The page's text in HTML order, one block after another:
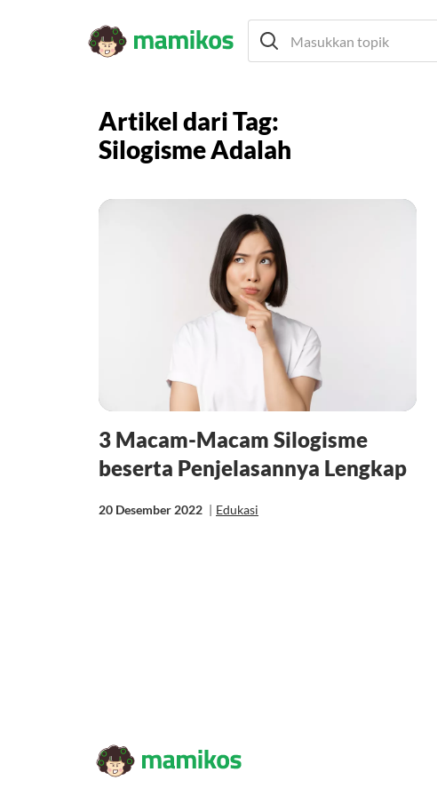
Artikel dari Tag:
Silogisme Adalah
3 Macam-Macam Silogisme
beserta Penjelasannya Lengkap
20 Desember 2022 | Edukasi